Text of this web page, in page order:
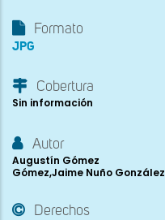
Formato
JPG
Cobertura
Sin información
Autor
Augustín Gómez
Gómez,Jaime Nuño González
Derechos